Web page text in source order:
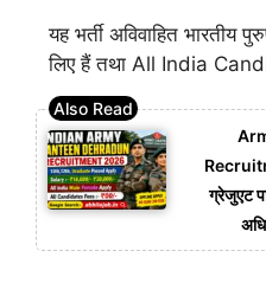
यह भर्ती अविवाहित भारतीय
लिए हैं तथा All India
ग्रेजुएट